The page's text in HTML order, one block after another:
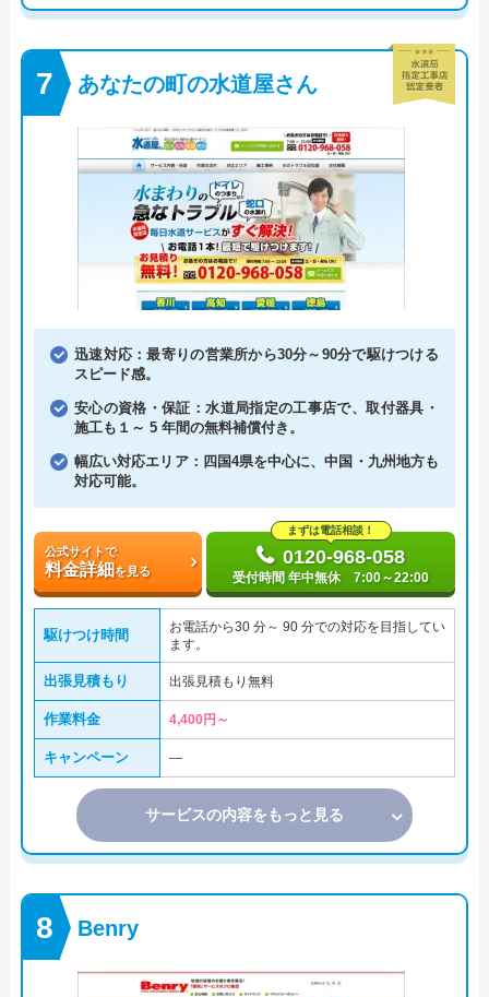
あなたの町の水道屋さん
迅速対応：最寄りの営業所から30分～90分で駆けつける
スピード感。
安心の資格・保証：水道局指定の工事店で、取付器具・
施工も１～ 5 年間の無料補償付き。
幅広い対応エリア：四国4県を中心に、中国・九州地方も
対応可能。
公式サイトで
料金詳細を見る
まずは電話相談！
0120-968-058
受付時間 年中無休 7:00～22:00
駆けつけ時間
お電話から30 分～ 90 分での対応を目指してい
ます。
出張見積もり 出張見積もり無料
作業料金 4,400円～
キャンペーン ―
サービスの内容をもっと見る
Benry